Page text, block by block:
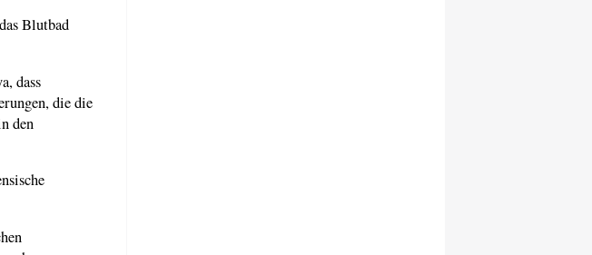
Blutbad
dass
die die
den